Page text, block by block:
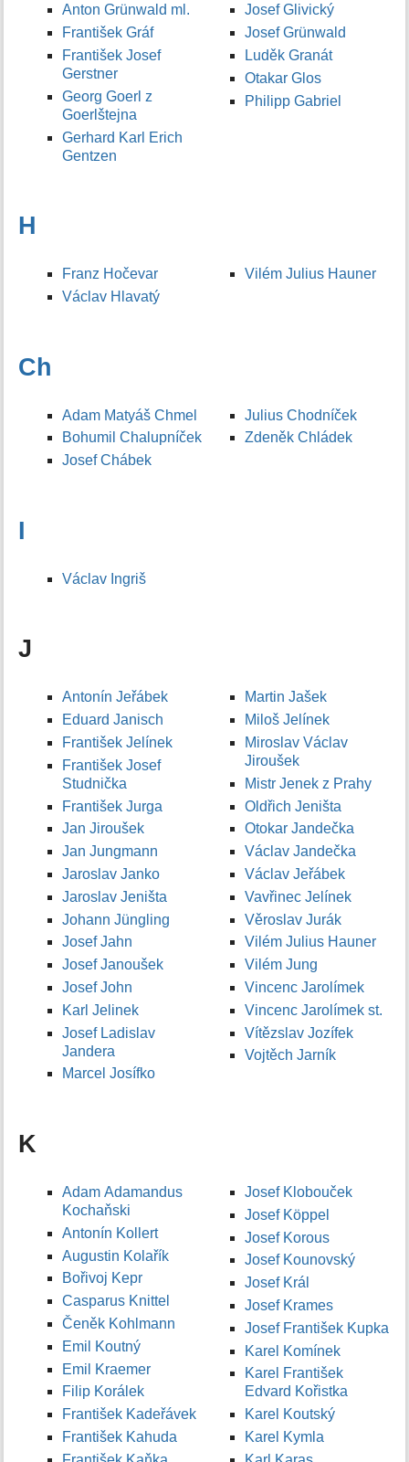
Anton Grünwald ml.
František Gráf
František Josef
Gerstner
Georg Goerl z
Goerlštejna
Gerhard Karl Erich
Gentzen
Josef Glivický
Josef Grünwald
Luděk Granát
Otakar Glos
Philipp Gabriel
H
Franz Hočevar
Václav Hlavatý
Vilém Julius Hauner
Ch
Adam Matyáš Chmel
Bohumil Chalupníček
Josef Chábek
Julius Chodníček
Zdeněk Chládek
I
Václav Ingriš
J
Antonín Jeřábek
Eduard Janisch
František Jelínek
František Josef
Studnička
František Jurga
Jan Jiroušek
Jan Jungmann
Jaroslav Janko
Jaroslav Jeništa
Johann Jüngling
Josef Jahn
Josef Janoušek
Josef John
Karl Jelinek
Josef Ladislav
Jandera
Marcel Josífko
Martin Jašek
Miloš Jelínek
Miroslav Václav
Jiroušek
Mistr Jenek z Prahy
Oldřich Jeništa
Otokar Jandečka
Václav Jandečka
Václav Jeřábek
Vavřinec Jelínek
Věroslav Jurák
Vilém Julius Hauner
Vilém Jung
Vincenc Jarolímek
Vincenc Jarolímek st.
Vítězslav Jozífek
Vojtěch Jarník
K
Adam Adamandus
Kochaňski
Antonín Kollert
Augustin Kolařík
Bořivoj Kepr
Casparus Knittel
Čeněk Kohlmann
Emil Koutný
Emil Kraemer
Filip Korálek
František Kadeřávek
František Kahuda
Josef Klobouček
Josef Köppel
Josef Korous
Josef Kounovský
Josef Král
Josef Krames
Josef František Kupka
Karel Komínek
Karel František
Edvard Kořistka
Karel Koutský
Karel Kymla